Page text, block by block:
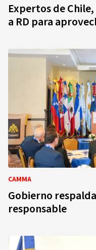
Expertos de
a RD para
CAMMA
Gobierno
responsable